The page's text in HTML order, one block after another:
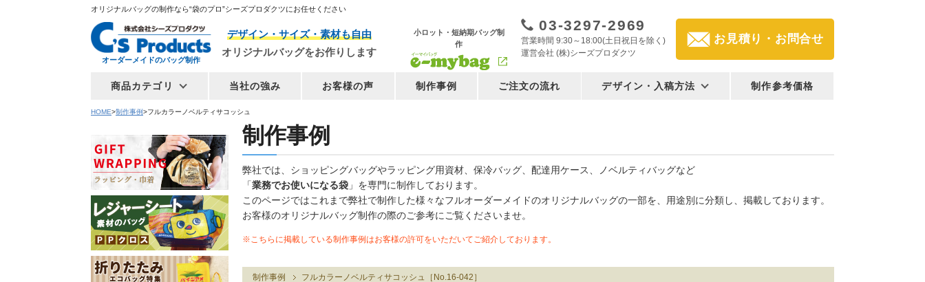
オリジナルバッグの制作なら“袋のプロ”シーズプロダクツにお任せください
オーダーメイドのバッグ制作
デザイン・サイズ・素材も自由
オリジナルバッグをお作りします
小ロット・短納期バッグ制
作
03-3297-2969
営業時間 9:30～18:00(土日祝日を除く)
運営会社 (株)シーズプロダクツ
お見積り・お問合せ
商品カテゴリ 当社の強み お客様の声 制作事例 ご注文の流れ デザイン・入稿方法 制作参考価格
HOME 制作事例 フルカラーノベルティサコッシュ
制作事例
弊社では、ショッピングバッグやラッピング用資材、保冷バッグ、配達用ケース、ノベルティバッグなど
「業務でお使いになる袋 」を専門に制作しております。
このページではこれまで弊社で制作した様々なフルオーダーメイドのオリジナルバッグの一部を、用途別に分類し、掲載しております。
お客様のオリジナルバッグ制作の際のご参考にご覧くださいませ。
※こちらに掲載している制作事例はお客様の許可をいただいてご紹介しております。
制作事例 フルカラーノベルティサコッシュ［No.16-042］